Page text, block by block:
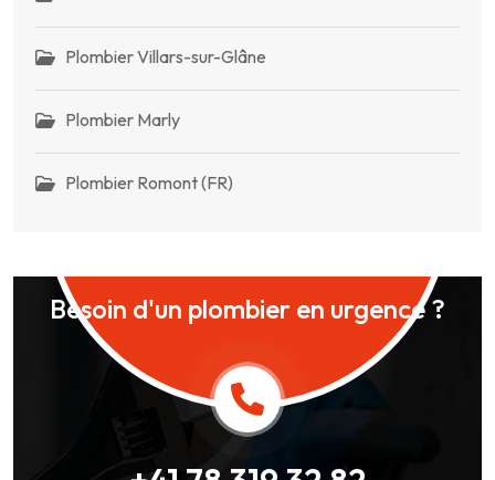
Plombier Villars-sur-Glâne
Plombier Marly
Plombier Romont (FR)
Besoin d'un plombier en urgence ?